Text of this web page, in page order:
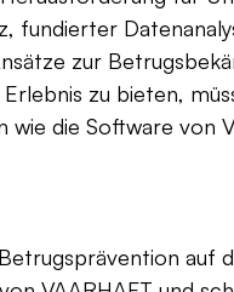
fundierter
zur
Erlebnis zu bieten,
die Software von
auf